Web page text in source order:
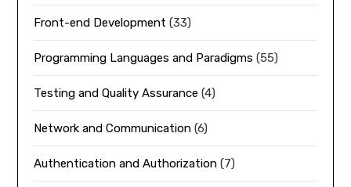
Front-end Development (33)
Programming Languages and Paradigms (55)
Testing and Quality Assurance (4)
Network and Communication (6)
Authentication and Authorization (7)